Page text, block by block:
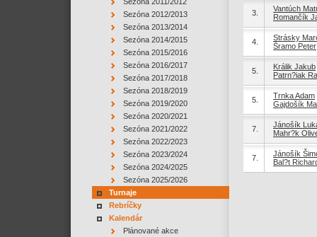
Sezóna 2012/2013
Sezóna 2013/2014
Sezóna 2014/2015
Sezóna 2015/2016
Sezóna 2016/2017
Sezóna 2017/2018
Sezóna 2018/2019
Sezóna 2019/2020
Sezóna 2020/2021
Sezóna 2021/2022
Sezóna 2022/2023
Sezóna 2023/2024
Sezóna 2024/2025
Sezóna 2025/2026
Turnaje
Rebríčky
Kalendár
Plánované akce
3.
Vantúch
Romančík
4.
Strásky
Šramo Peter
5.
Králik Jakub
Patrn?iak
5.
Trnka Adam
Gajdošík
7.
Jánošík
Mahr?k
7.
Jánošík
Bal?t